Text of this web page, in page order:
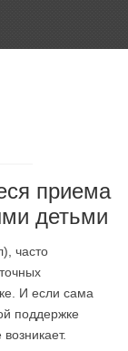
приема
детьми
часто
И если сама
поддержке